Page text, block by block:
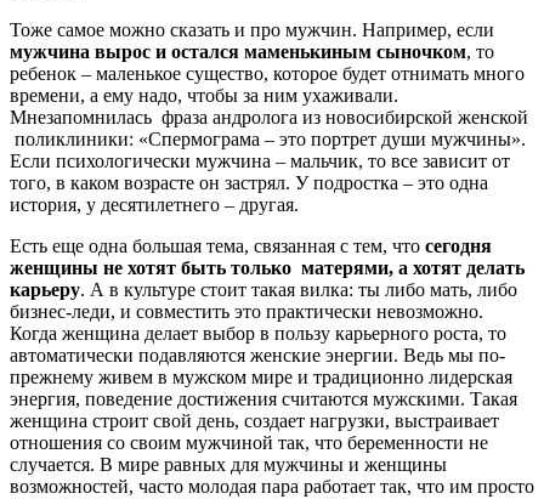
Тоже самое можно сказать и про мужчин. Например, если
мужчина вырос и остался маменькиным сыночком, то
ребенок – маленькое существо, которое будет отнимать много
времени, а ему надо, чтобы за ним ухаживали.
Мнезапомнилась фраза андролога из новосибирской женской
поликлиники: «Спермограма – это портрет души мужчины».
Если психологически мужчина – мальчик, то все зависит от
того, в каком возрасте он застрял. У подростка – это одна
история, у десятилетнего – другая.
Есть еще одна большая тема, связанная с тем, что сегодня
женщины не хотят быть только матерями, а хотят делать
карьеру. А в культуре стоит такая вилка: ты либо мать, либо
бизнес-леди, и совместить это практически невозможно.
Когда женщина делает выбор в пользу карьерного роста, то
автоматически подавляются женские энергии. Ведь мы по-
прежнему живем в мужском мире и традиционно лидерская
энергия, поведение достижения считаются мужскими. Такая
женщина строит свой день, создает нагрузки, выстраивает
отношения со своим мужчиной так, что беременности не
случается. В мире равных для мужчины и женщины
возможностей, часто молодая пара работает так, что им просто